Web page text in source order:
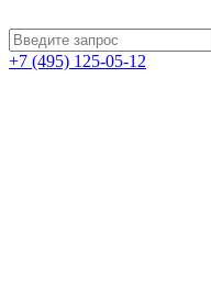
+7 (495) 125-05-12